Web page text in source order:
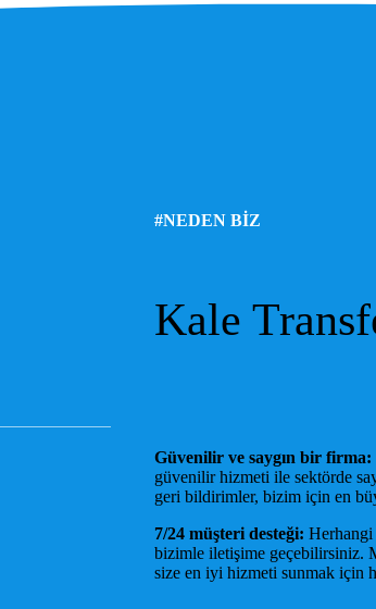
#NEDEN BİZ
Kale
Güvenilir ve saygın bir firma:
güvenilir hizmeti ile sektörde
geri bildirimler, bizim için en
7/24 müşteri desteği: Herhangi
bizimle iletişime geçebilirsiniz.
size en iyi hizmeti sunmak için